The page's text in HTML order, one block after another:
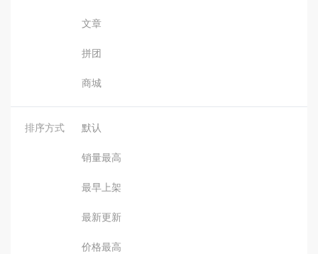
文章
拼团
商城
排序方式 默认
销量最高
最早上架
最新更新
价格最高